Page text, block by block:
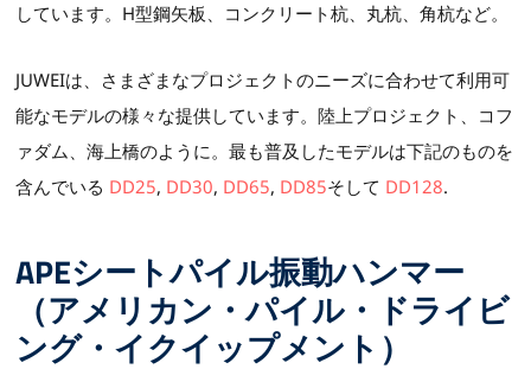
しています。H型鋼矢板、コンクリート杭、丸杭、角杭など。
JUWEIは、さまざまなプロジェクトのニーズに合わせて利用可
能なモデルの様々な提供しています。陸上プロジェクト、コフ
ァダム、海上橋のように。最も普及したモデルは下記のものを
含んでいる DD25, DD30, DD65, DD85そして DD128.
APEシートパイル振動ハンマー
（アメリカン・パイル・ドライビ
ング・イクイップメント）